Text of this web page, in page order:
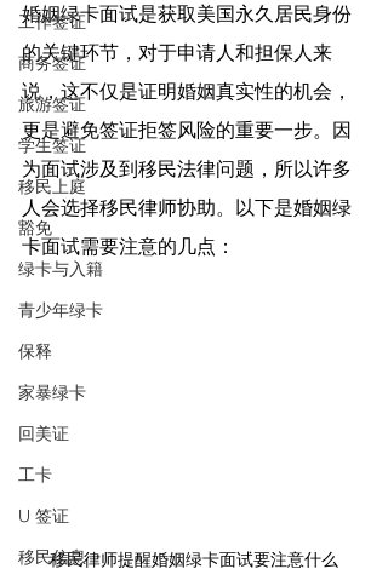
工作签证
商务签证
旅游签证
学生签证
移民上庭
豁免
绿卡与入籍
青少年绿卡
保释
家暴绿卡
回美证
工卡
U 签证
移民信息
婚姻绿卡面试是获取美国永久居民身份
的关键环节，对于申请人和担保人来
说，这不仅是证明婚姻真实性的机会，
更是避免签证拒签风险的重要一步。因
为面试涉及到移民法律问题，所以许多
人会选择移民律师协助。以下是婚姻绿
卡面试需要注意的几点：
移民律师提醒婚姻绿卡面试要注意什么